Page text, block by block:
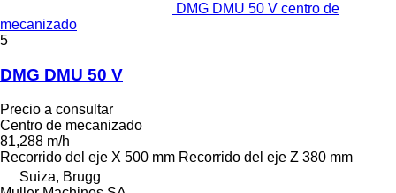
DMG DMU 50 V centro de
mecanizado
5
DMG DMU 50 V
Precio a consultar
Centro de mecanizado
81,288 m/h
Recorrido del eje X 500 mm Recorrido del eje Z 380 mm
Suiza, Brugg